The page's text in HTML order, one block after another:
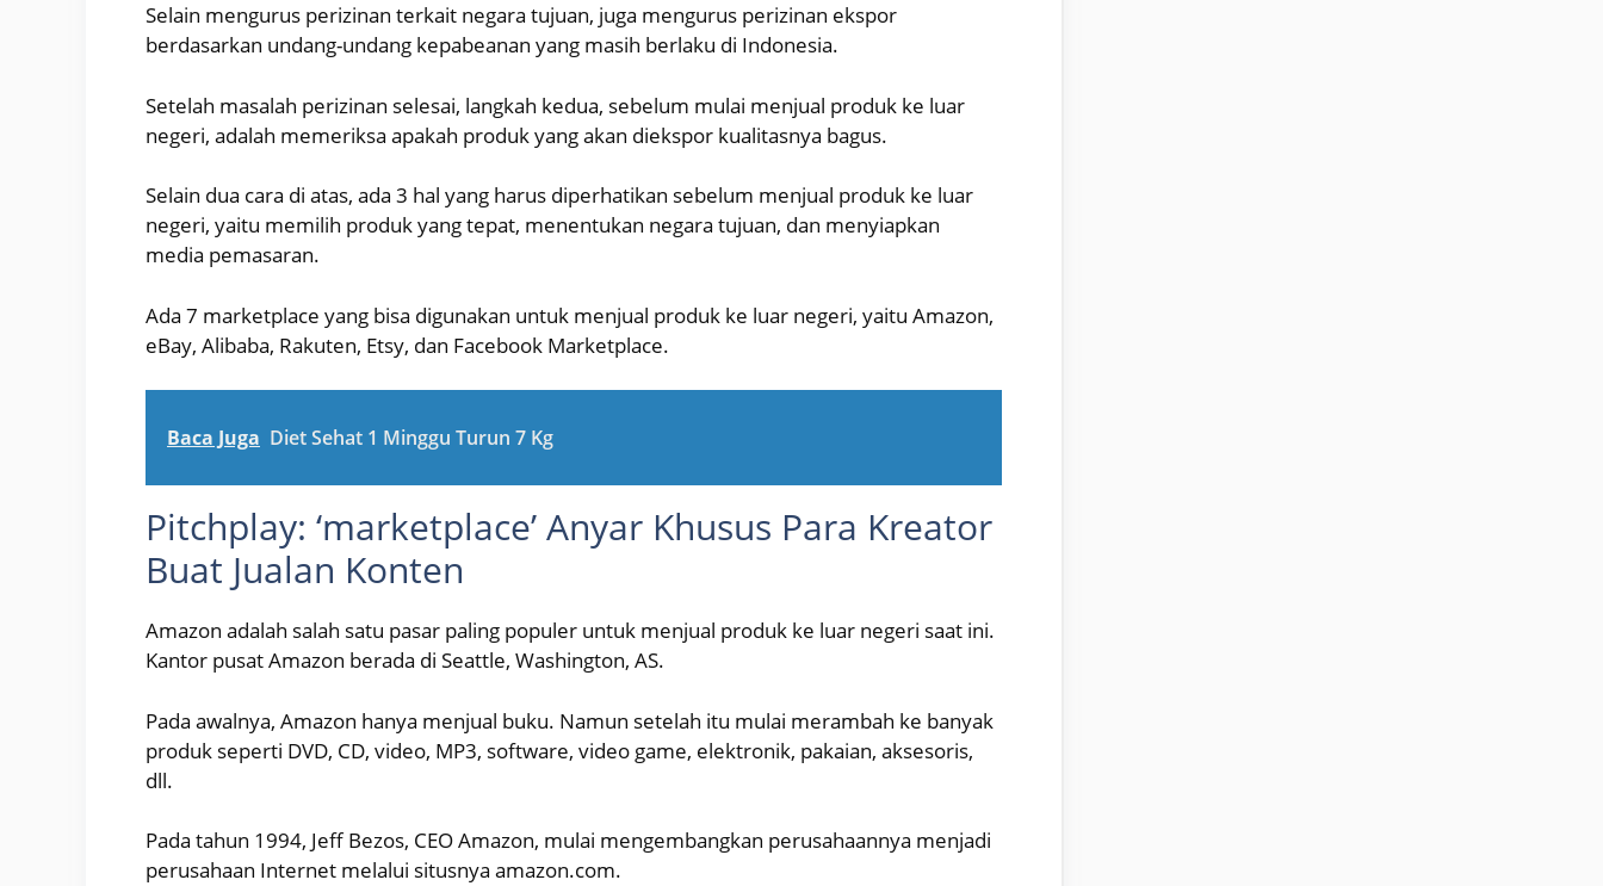
Selain mengurus perizinan terkait negara tujuan, juga mengurus perizinan ekspor
berdasarkan undang-undang kepabeanan yang masih berlaku di Indonesia.
Setelah masalah perizinan selesai, langkah kedua, sebelum mulai menjual produk ke luar
negeri, adalah memeriksa apakah produk yang akan diekspor kualitasnya bagus.
Selain dua cara di atas, ada 3 hal yang harus diperhatikan sebelum menjual produk ke luar
negeri, yaitu memilih produk yang tepat, menentukan negara tujuan, dan menyiapkan
media pemasaran.
Ada 7 marketplace yang bisa digunakan untuk menjual produk ke luar negeri, yaitu Amazon,
eBay, Alibaba, Rakuten, Etsy, dan Facebook Marketplace.
Baca Juga Diet Sehat 1 Minggu Turun 7 Kg
Pitchplay: ‘marketplace’ Anyar Khusus Para Kreator
Buat Jualan Konten
Amazon adalah salah satu pasar paling populer untuk menjual produk ke luar negeri saat ini.
Kantor pusat Amazon berada di Seattle, Washington, AS.
Pada awalnya, Amazon hanya menjual buku. Namun setelah itu mulai merambah ke banyak
produk seperti DVD, CD, video, MP3, software, video game, elektronik, pakaian, aksesoris,
dll.
Pada tahun 1994, Jeff Bezos, CEO Amazon, mulai mengembangkan perusahaannya menjadi
perusahaan Internet melalui situsnya amazon.com.